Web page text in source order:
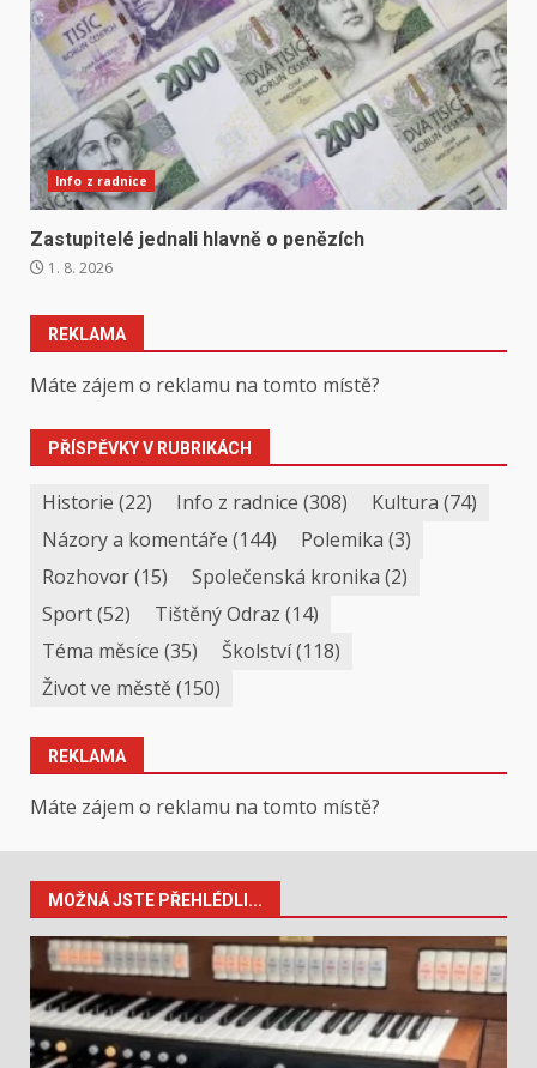
Info z radnice
Zastupitelé jednali hlavně o penězích
1. 8. 2026
REKLAMA
Máte zájem o reklamu na tomto místě?
PŘÍSPĚVKY V RUBRIKÁCH
Historie (22) Info z radnice (308) Kultura (74)
Názory a komentáře (144) Polemika (3)
Rozhovor(15) Společenská kronika (2)
Sport(52) Tištěný Odraz (14)
Téma měsíce (35) Školství(118)
Život ve městě(150)
REKLAMA
Máte zájem o reklamu na tomto místě?
MOŽNÁ JSTE PŘEHLÉDLI...